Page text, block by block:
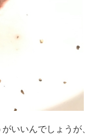
いいんでしょうが、